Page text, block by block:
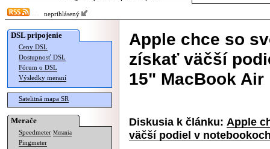
neprihlásený
DSL pripojenie
Ceny DSL
Dostupnosť DSL
Fórum o DSL
Výsledky meraní
Satelitná mapa SR
Merače
Speedmeter Merania
Pingmeter
Apple chce so
získať väčší
15" MacBook Air
Diskusia k článku: Apple
väčší podiel v